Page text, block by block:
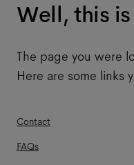
Well, this
The page you were
Here are some links
Contact
FAQs